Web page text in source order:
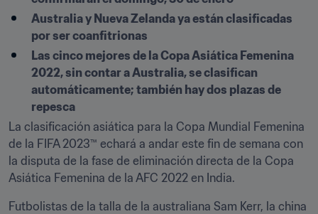
Australia y Nueva Zelanda ya están clasificadas
por ser coanfitrionas
Las cinco mejores de la Copa Asiática Femenina
2022, sin contar a Australia, se clasifican
automáticamente; también hay dos plazas de
repesca
La clasificación asiática para la Copa Mundial Femenina
de la FIFA 2023™ echará a andar este fin de semana con
la disputa de la fase de eliminación directa de la Copa
Asiática Femenina de la AFC 2022 en India.
Futbolistas de la talla de la australiana Sam Kerr, la china